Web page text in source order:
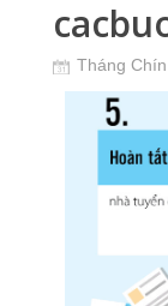
Tháng